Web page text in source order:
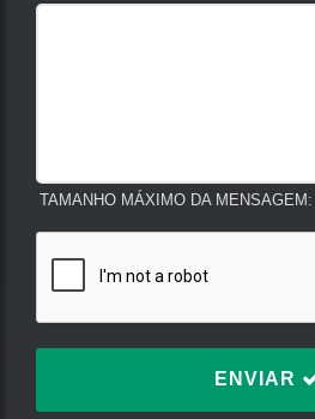
TAMANHO MÁXIMO DA MENSAGEM:
ENVIAR